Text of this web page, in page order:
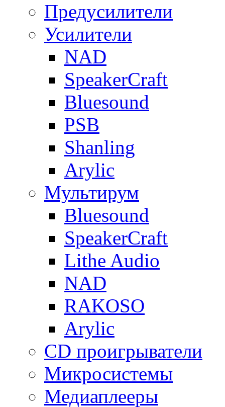
Предусилители
Усилители
NAD
SpeakerCraft
Bluesound
PSB
Shanling
Arylic
Мультирум
Bluesound
SpeakerCraft
Lithe Audio
NAD
RAKOSO
Arylic
CD проигрыватели
Микросистемы
Медиаплееры